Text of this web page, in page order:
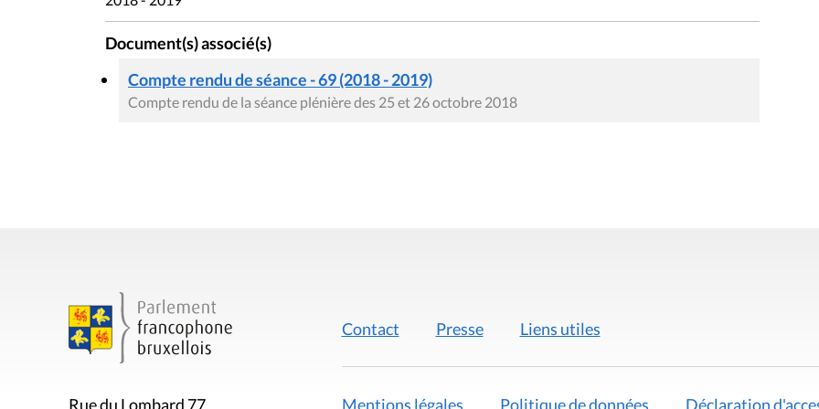
Document(s) associé(s)
Compte rendu de séance - 69 (2018 - 2019)
Compte rendu de la séance plénière des 25 et 26 octobre 2018
Rue du Lombard 77
Contact Presse Liens utiles
Mentions légales Politique de données Déclaration